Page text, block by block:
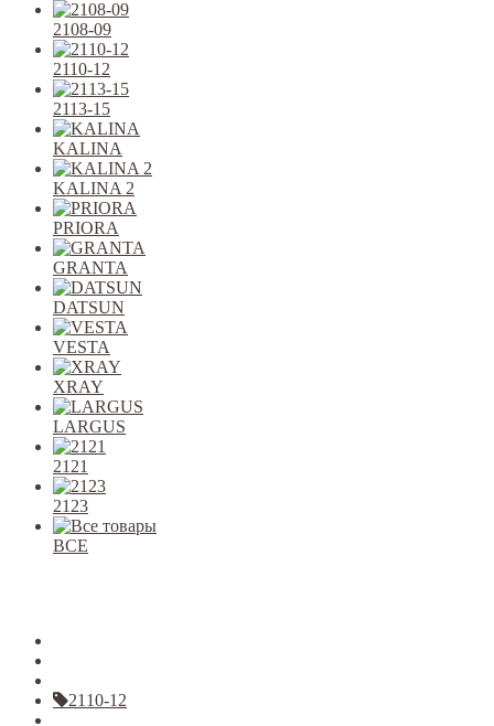
2108-09
2110-12
2113-15
KALINA
KALINA 2
PRIORA
GRANTA
DATSUN
VESTA
XRAY
LARGUS
2121
2123
ВСЕ
2110-12